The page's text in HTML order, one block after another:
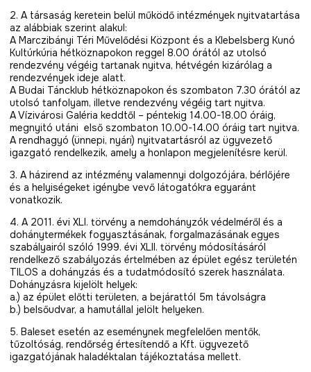
2. A társaság keretein belül működő intézmények nyitvatartása
az alábbiak szerint alakul:
A Marczibányi Téri Művelődési Központ és a Klebelsberg Kunó
Kultúrkúria hétköznapokon reggel 8.00 órától az utolsó
rendezvény végéig tartanak nyitva, hétvégén kizárólag a
rendezvények ideje alatt.
A Budai Táncklub hétköznapokon és szombaton 7.30 órától az
utolsó tanfolyam, illetve rendezvény végéig tart nyitva.
A Vízivárosi Galéria keddtől – péntekig 14.00-18.00 óráig,
megnyitó utáni első szombaton 10.00-14.00 óráig tart nyitva.
A rendhagyó (ünnepi, nyári) nyitvatartásról az ügyvezető
igazgató rendelkezik, amely a honlapon megjelenítésre kerül.
3. A házirend az intézmény valamennyi dolgozójára, bérlőjére
és a helyiségeket igénybe vevő látogatókra egyaránt
vonatkozik.
4. A 2011. évi XLI. törvény a nemdohányzók védelméről és a
dohánytermékek fogyasztásának, forgalmazásának egyes
szabályairól szóló 1999. évi XLII. törvény módosításáról
rendelkező szabályozás értelmében az épület egész területén
TILOS a dohányzás és a tudatmódosító szerek használata.
Dohányzásra kijelölt helyek:
a.) az épület előtti területen, a bejárattól 5m távolságra
b.) belsőudvar, a hamutállal jelölt helyeken.
5. Baleset esetén az eseménynek megfelelően mentők,
tűzoltóság, rendőrség értesítendő a Kft. ügyvezető
igazgatójának haladéktalan tájékoztatása mellett.